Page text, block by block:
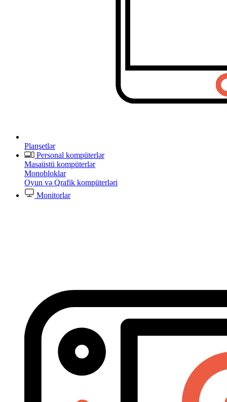
Planşetlər
Personal kompüterlər
Masaüstü kompüterlər
Monobloklar
Oyun və Qrafik kompüterləri
Monitorlar